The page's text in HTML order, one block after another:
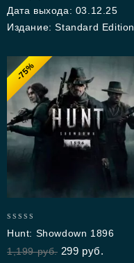
Дата выхода: 03.12.25
Издание: Standard Edition
-75%
out
of
Hunt: Showdown 1896
1,199руб. 299 руб.